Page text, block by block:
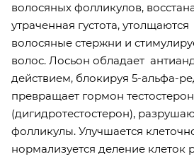
волосяных фолликулов,
утраченная густота, утолщаются
волосяные стержни и
волос. Лосьон обладает
действием, блокируя 5-альфа-
превращает гормон
(дигидротестостерон),
фолликулы. Улучшается
нормализуется деление клеток